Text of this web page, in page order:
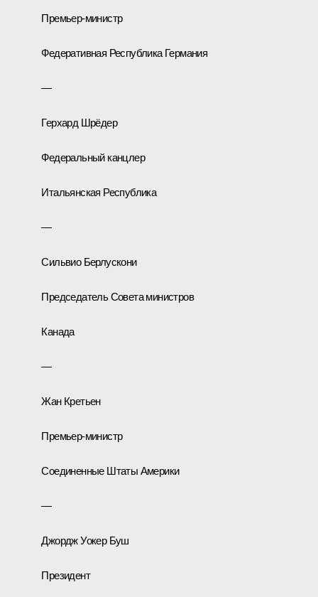
Премьер-министр
Федеративная Республика Германия
—
Герхард Шрёдер
Федеральный канцлер
Итальянская Республика
—
Сильвио Берлускони
Председатель Совета министров
Канада
—
Жан Кретьен
Премьер-министр
Соединенные Штаты Америки
—
Джордж Уокер Буш
Президент